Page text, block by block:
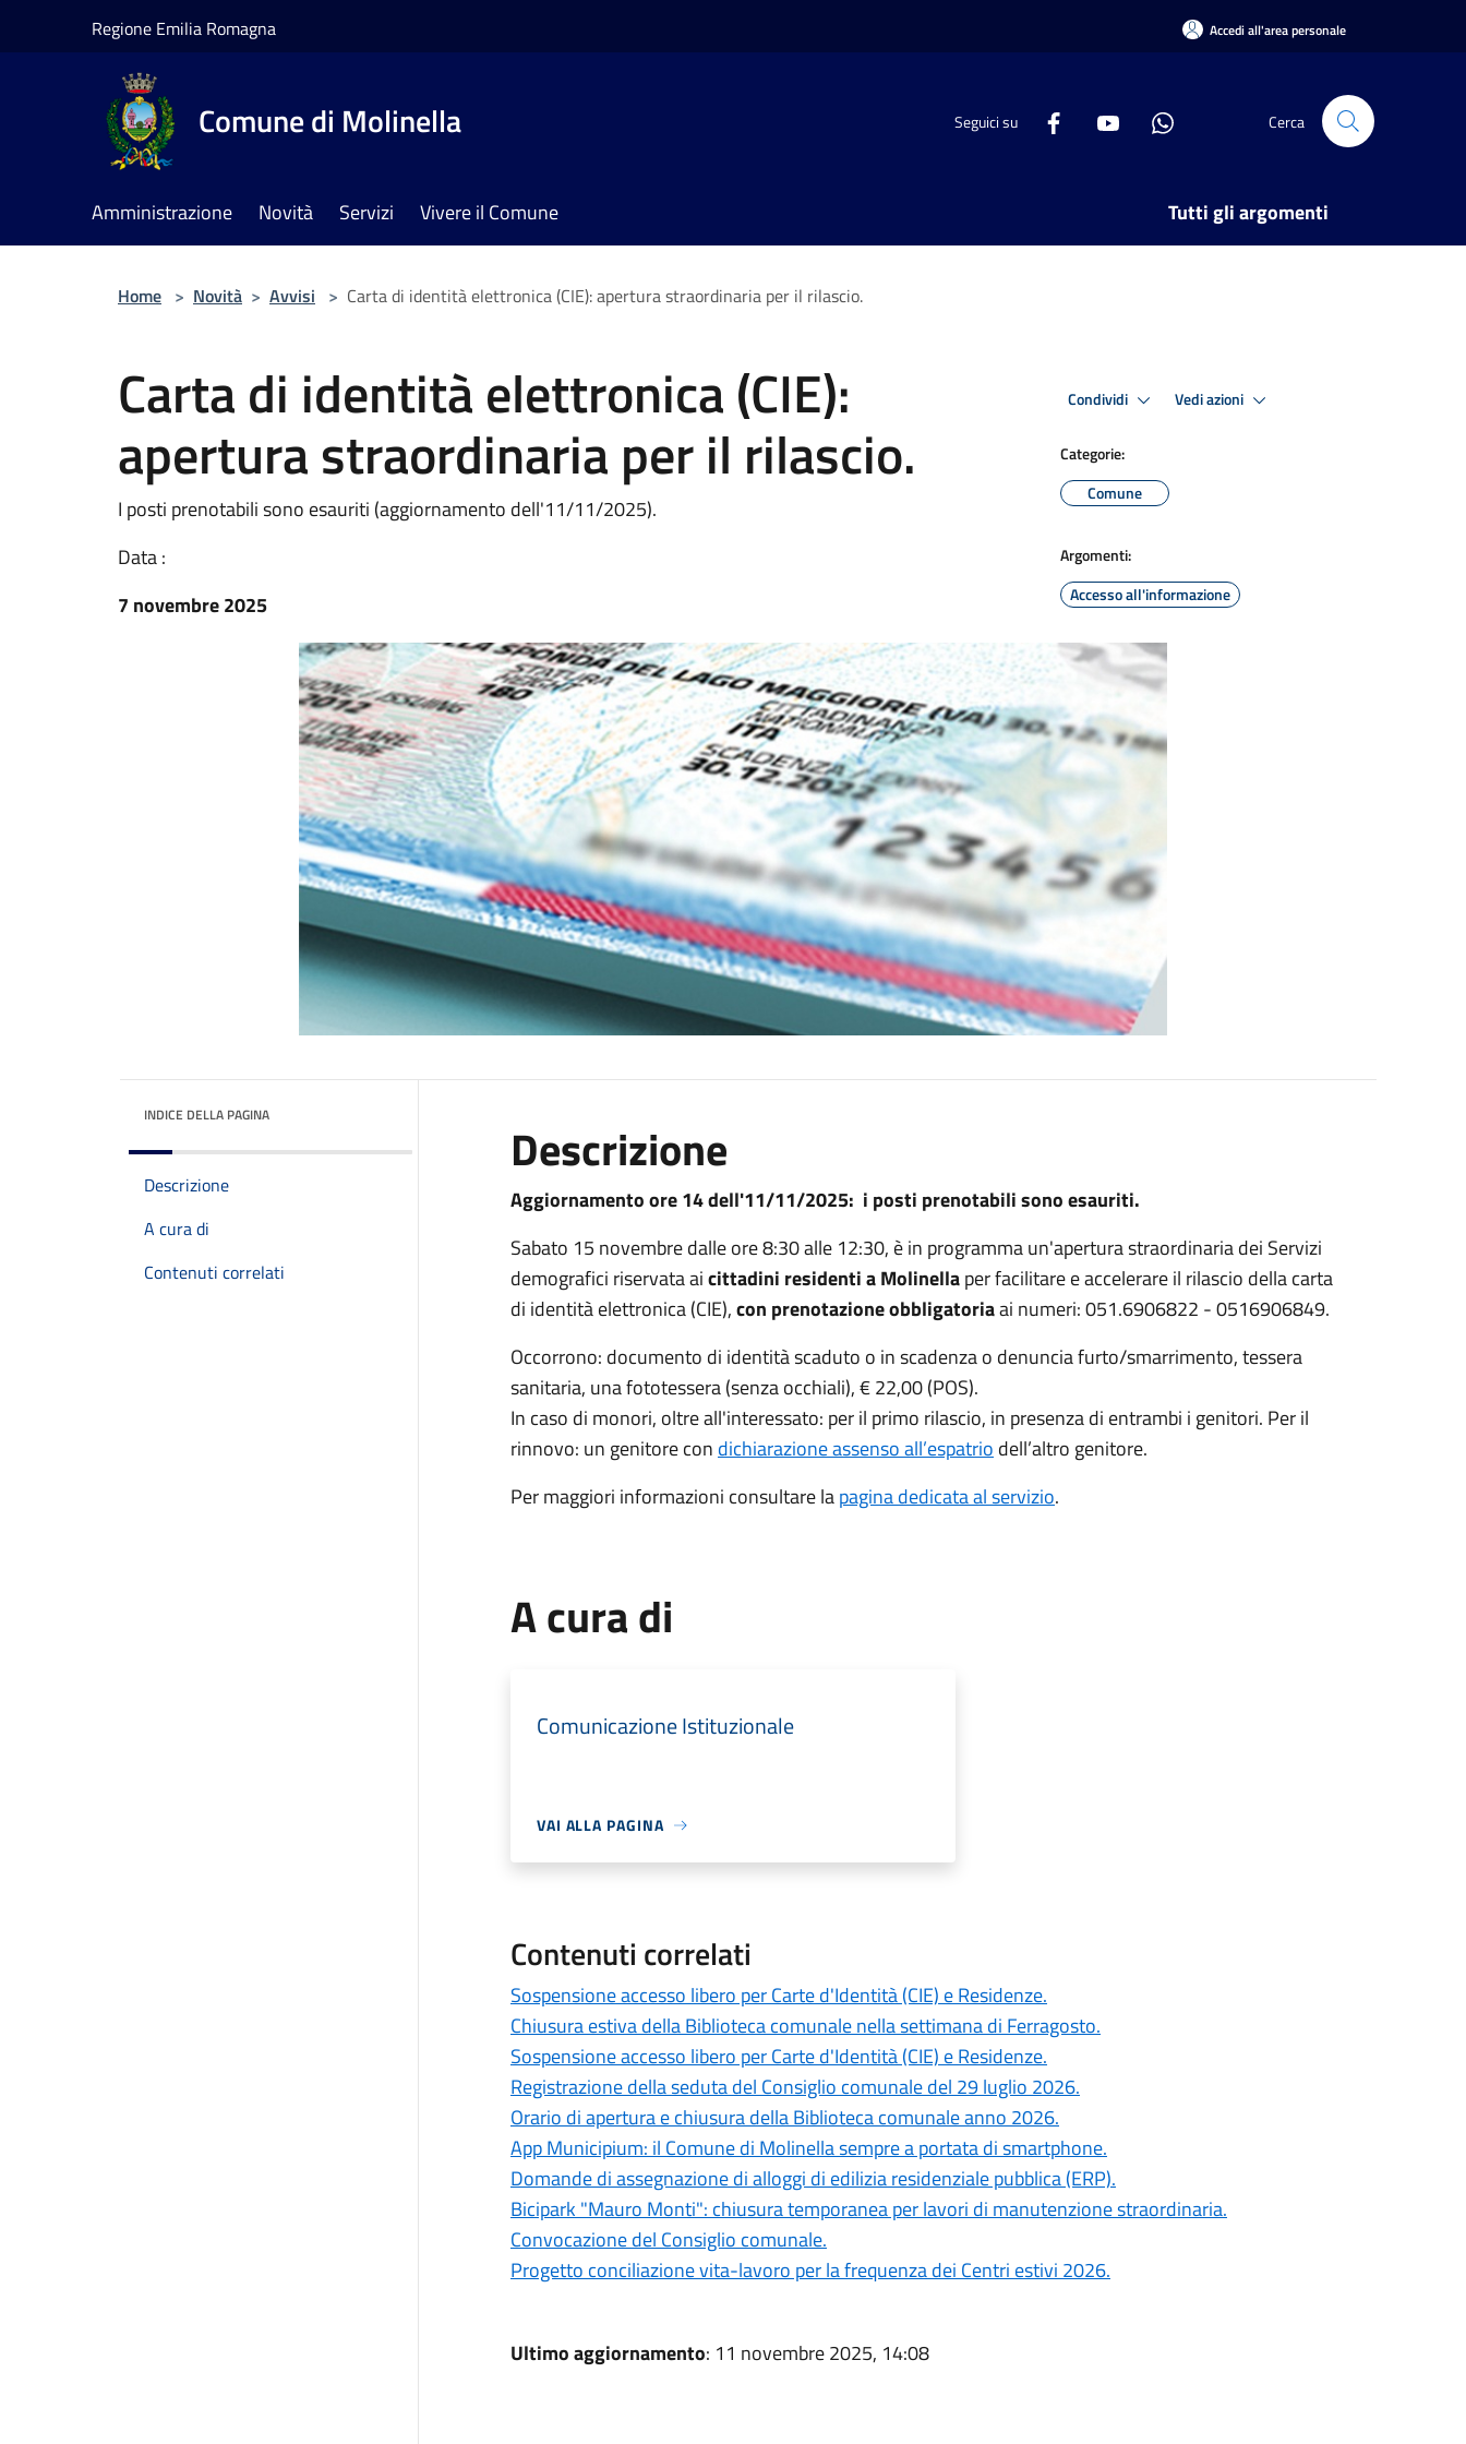
Regione Emilia Romagna Accedi all'area personale
Comune di Molinella Seguici su Cerca
Amministrazione Novità Servizi Vivere il Comune Tutti gli argomenti
Home > Novità > Avvisi > Carta di identità elettronica (CIE): apertura straordinaria per il rilascio.
Carta di identità elettronica (CIE):
apertura straordinaria per il rilascio.
I posti prenotabili sono esauriti (aggiornamento dell'11/11/2025).
Data :
7 novembre 2025
Condividi Vedi azioni
Categorie:
Comune
Argomenti:
Accesso all'informazione
INDICE DELLA PAGINA
Descrizione
A cura di
Contenuti correlati
Descrizione
Aggiornamento ore 14 dell'11/11/2025: i posti prenotabili sono esauriti.
Sabato 15 novembre dalle ore 8:30 alle 12:30, è in programma un'apertura straordinaria dei Servizi
demografici riservata aicittadini residenti a Molinellaper facilitare e accelerare il rilascio della carta
di identità elettronica (CIE),con prenotazione obbligatoriaai numeri: 051.6906822 - 0516906849.
Occorrono: documento di identità scaduto o in scadenza o denuncia furto/smarrimento, tessera
sanitaria, una fototessera (senza occhiali), € 22,00 (POS).
In caso di monori, oltre all'interessato: per il primo rilascio, in presenza di entrambi i genitori. Per il
rinnovo: un genitore con dichiarazione assenso all’espatrio dell’altro genitore.
Per maggiori informazioni consultare lapagina dedicata al servizio.
A cura di
Comunicazione Istituzionale
VAI ALLA PAGINA
Contenuti correlati
Sospensione accesso libero per Carte d'Identità (CIE) e Residenze.
Chiusura estiva della Biblioteca comunale nella settimana di Ferragosto.
Sospensione accesso libero per Carte d'Identità (CIE) e Residenze.
Registrazione della seduta del Consiglio comunale del 29 luglio 2026.
Orario di apertura e chiusura della Biblioteca comunale anno 2026.
App Municipium: il Comune di Molinella sempre a portata di smartphone.
Domande di assegnazione di alloggi di edilizia residenziale pubblica (ERP).
Bicipark "Mauro Monti": chiusura temporanea per lavori di manutenzione straordinaria.
Convocazione del Consiglio comunale.
Progetto conciliazione vita-lavoro per la frequenza dei Centri estivi 2026.
Ultimo aggiornamento: 11 novembre 2025, 14:08